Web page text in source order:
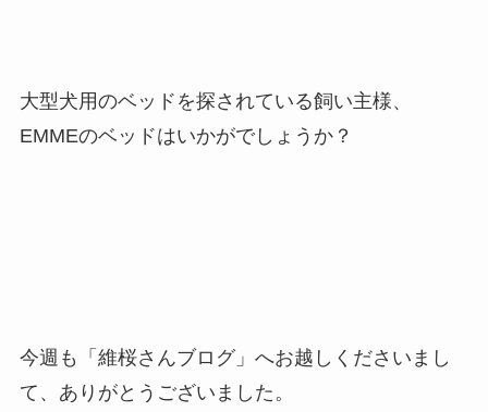
大型犬用のベッドを探されている飼い主様、
EMMEのベッドはいかがでしょうか？
今週も「維桜さんブログ」へお越しくださいまし
て、ありがとうございました。